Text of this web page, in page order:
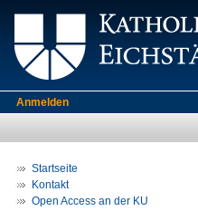
Anmelden
Startseite
Kontakt
Open Access an der KU